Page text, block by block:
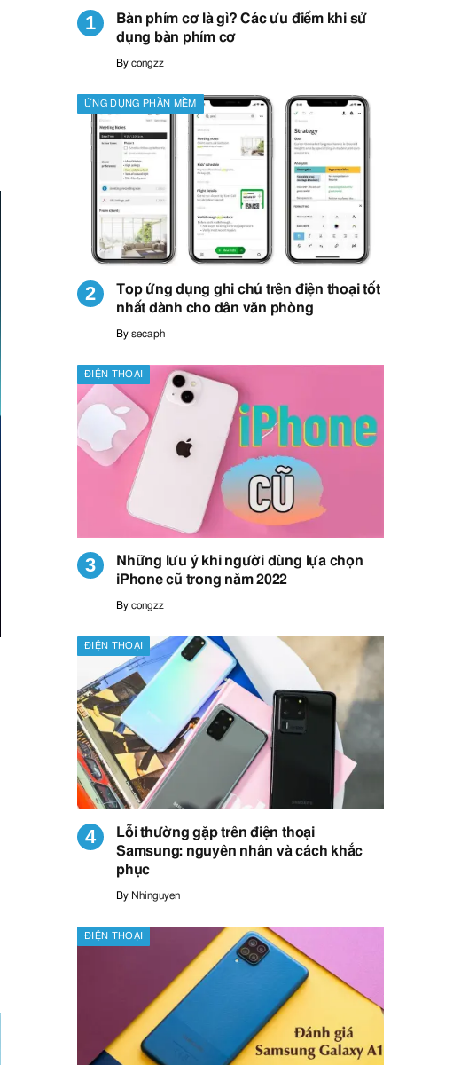
Bàn phím cơ là gì? Các ưu điểm khi sử
dụng bàn phím cơ
By congzz
ỨNG DỤNG PHẦN MỀM
Top ứng dụng ghi chú trên điện thoại tốt
nhất dành cho dân văn phòng
By secaph
ĐIỆN THOẠI
Những lưu ý khi người dùng lựa chọn
iPhone cũ trong năm 2022
By congzz
ĐIỆN THOẠI
Lỗi thường gặp trên điện thoại
Samsung: nguyên nhân và cách khắc
phục
By Nhinguyen
ĐIỆN THOẠI